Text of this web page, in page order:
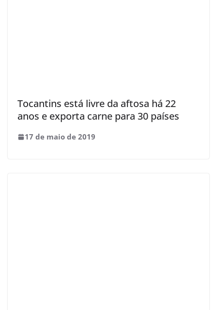
Tocantins está livre da aftosa há 22
anos e exporta carne para 30 países
17 de maio de 2019